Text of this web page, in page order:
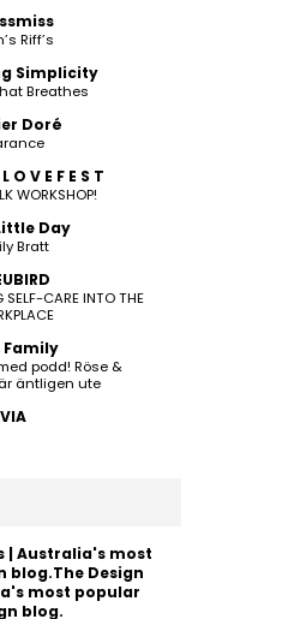
Riff’s
Simplicity
Breathes
Doré
O V E F E S T
WORKSHOP!
Day
Bratt
CARE INTO THE
Family
podd! Röse &
äntligen ute
VIA
| Australia's most
blog.The Design
most popular
blog.